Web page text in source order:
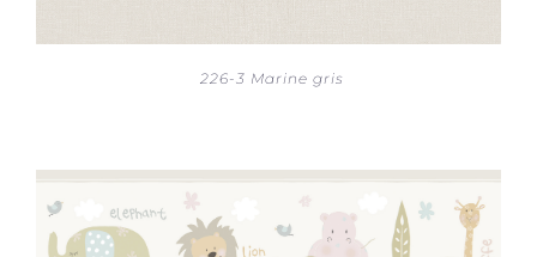
226-3 Marine gris